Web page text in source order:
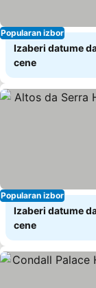
Popularan izbor
Izaberi datume
cene
Popularan izbor
Izaberi datume
cene